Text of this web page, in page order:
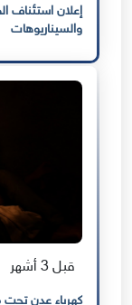
إعلان استئناف
والسيناريوهات
قبل 3 أشهر